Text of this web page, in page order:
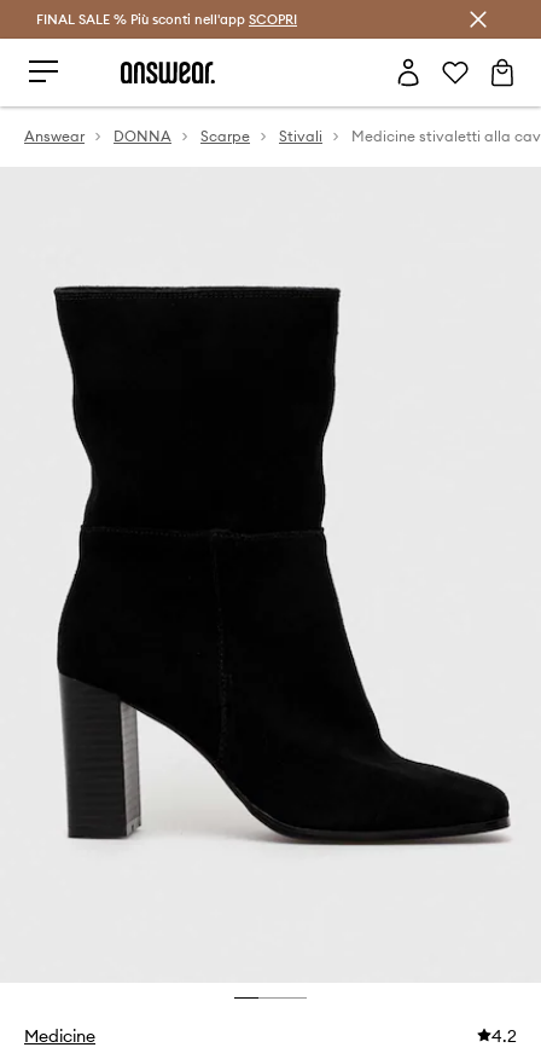
Risparmia con Answear Club >
FINAL SALE % Più sconti nell'app SCOPRI
Answear DONNA Scarpe Stivali Medicine stivaletti alla
Medicine 4.2